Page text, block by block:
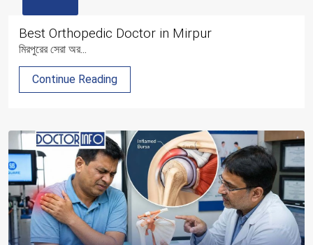
Best Orthopedic Doctor in Mirpur
মিরপুরের সেরা অর...
Continue Reading